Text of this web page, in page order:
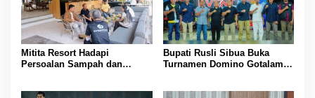
Mitita Resort Hadapi
Persoalan Sampah dan
Bupati Rusli Sibua Buka
Turnamen Domino Gotalamo